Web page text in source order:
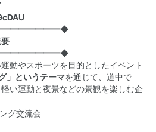
動やスポーツを目的としたイベント
」というテーマを通じて、道中で
い運動と夜景などの景観を楽しむ企